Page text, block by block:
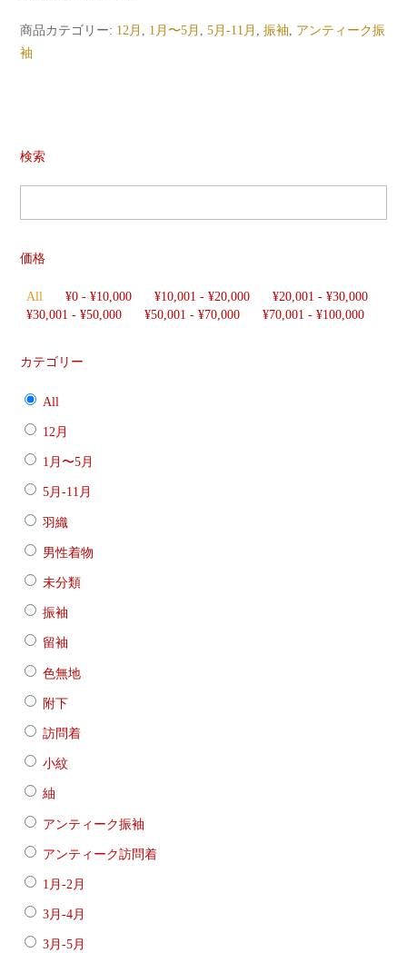
商品カテゴリー: 12月 , 1月〜5月 ,5月-11月 ,振袖, アンティーク振
袖
検索
価格
All ¥0 -¥10,000 ¥10,001 -¥20,000 ¥20,001 -¥30,000
¥30,001 -¥50,000 ¥50,001 -¥70,000 ¥70,001 -¥100,000
カテゴリー
All
12月
1月〜5月
5月-11月
羽織
男性着物
未分類
振袖
留袖
色無地
附下
訪問着
小紋
紬
アンティーク振袖
アンティーク訪問着
1月-2月
3月-4月
3月-5月